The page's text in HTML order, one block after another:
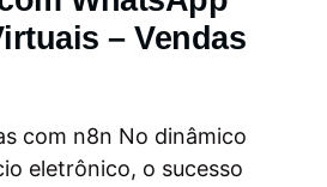
– Vendas
com n8n No dinâmico
eletrônico, o sucesso